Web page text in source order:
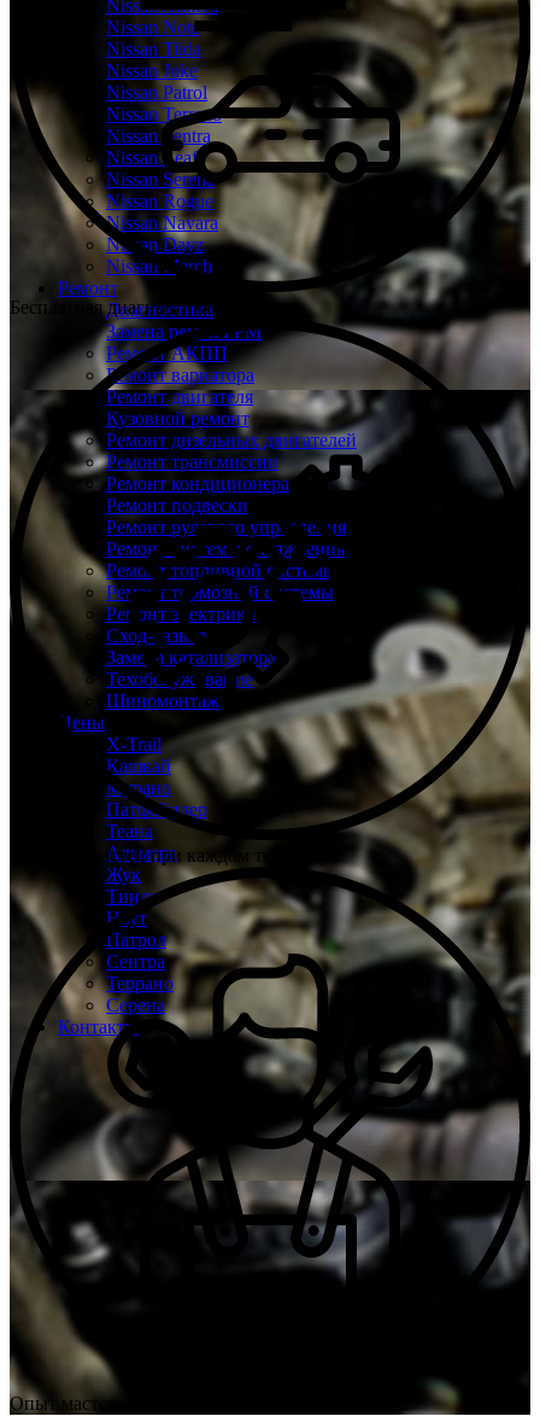
Nissan Almera
Nissan Note
Nissan Tiida
Nissan Juke
Nissan Patrol
Nissan Terrano
Nissan Sentra
Nissan Leaf
Nissan Serena
Nissan Rogue
Nissan Navara
Nissan Dayz
Nissan March
Ремонт
Диагностика
Замена ремня ГРМ
Ремонт АКПП
Ремонт вариатора
Ремонт двигателя
Кузовной ремонт
Ремонт дизельных двигателей
Ремонт трансмиссии
Ремонт кондиционера
Ремонт подвески
Ремонт рулевого управления
Ремонт системы охлаждения
Ремонт топливной системы
Ремонт тормозной системы
Ремонт электрики
Сход-развал
Замена катализатора
Техобслуживание
Шиномонтаж
Цены
X-Trail
Кашкай
Мурано
Патфайндер
Теана
Альмера
Жук
Тиида
Ноут
Патрол
Сентра
Террано
Серена
Контакты
Бесплатная диагностика Ниссан
Склад запчастей при каждом техцентре
Опыт мастеров с 2009 г.